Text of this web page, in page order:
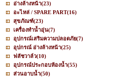
อ่างล้างหน้า(23)
อะไหล่ / SPARE PART(16)
สุขภัณฑ์(23)
เครื่องทำน้ำอุ่น(7)
อุปกรณ์เสริมความปลอดภัย(7)
อุปกรณ์ อ่างล้างหน้า(25)
ฟลัชวาล์ว(10)
อุปกรณ์ประกอบห้องน้ำ(55)
ส่วนอาบน้ำ(50)